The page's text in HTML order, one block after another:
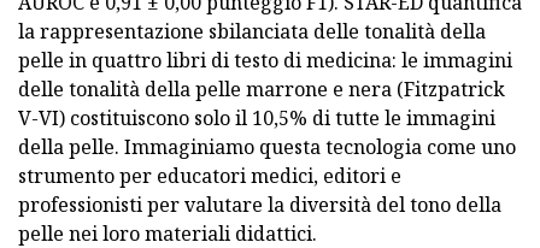
la rappresentazione sbilanciata delle tonalità della
pelle in quattro libri di testo di medicina: le immagini
delle tonalità della pelle marrone e nera (Fitzpatrick
V-VI) costituiscono solo il 10,5% di tutte le immagini
della pelle. Immaginiamo questa tecnologia come uno
strumento per educatori medici, editori e
professionisti per valutare la diversità del tono della
pelle nei loro materiali didattici.